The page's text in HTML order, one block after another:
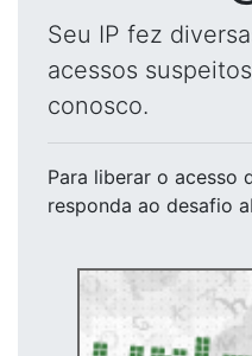
Seu IP fez
acessos
conosco.
Para liberar o acesso
responda ao desafio